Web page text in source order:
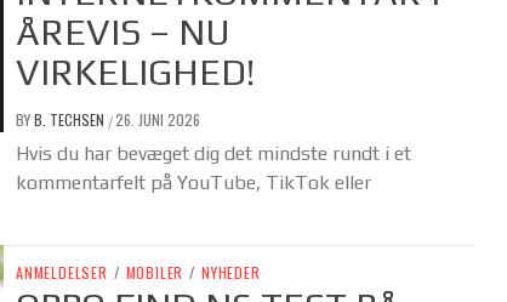
ÅREVIS – NU
VIRKELIGHED!
BYB. TECHSEN /26. JUNI 2026
Hvis du har bevæget dig det mindste rundt i et
kommentarfelt på YouTube, TikTok eller
ANMELDELSER / MOBILER / NYHEDER